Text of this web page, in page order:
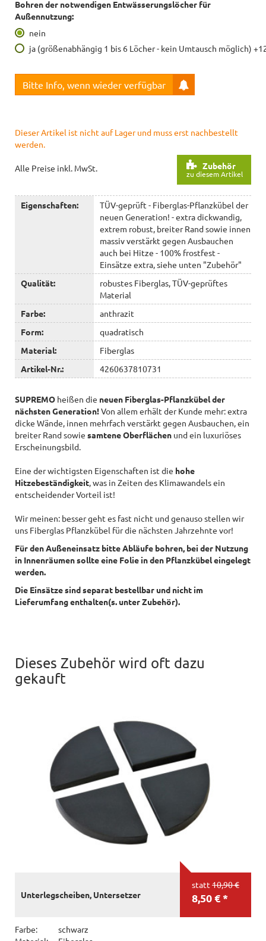
Bohren der notwendigen Entwässerungslöcher für
Außennutzung:
nein
ja (größenabhängig 1 bis 6 Löcher - kein Umtausch möglich)
Bitte Info, wenn wieder verfügbar
Dieser Artikel ist nicht auf Lager und muss erst nachbestellt
werden.
Zubehör
zu diesem Artikel
Alle Preise inkl. MwSt.
Eigenschaften:
TÜV-geprüft - Fiberglas-Pflanzkübel der
neuen Generation! - extra dickwandig,
extrem robust, breiter Rand sowie innen
massiv verstärkt gegen Ausbauchen
auch bei Hitze - 100% frostfest -
Einsätze extra, siehe unten "Zubehör"
Qualität:
robustes Fiberglas, TÜV-geprüftes
Material
Farbe:
anthrazit
Form:
quadratisch
Material:
Fiberglas
Artikel-Nr.:
4260637810731
SUPREMO heißen die neuen Fiberglas-Pflanzkübel der
nächsten Generation!Von allem erhält der Kunde mehr: extra
dicke Wände, innen mehrfach verstärkt gegen Ausbauchen, ein
breiter Rand sowie samtene Oberflächen und ein luxuriöses
Erscheinungsbild.
Eine der wichtigsten Eigenschaften ist die hohe
Hitzebeständigkeit , was in Zeiten des Klimawandels ein
entscheidender Vorteil ist!
Wir meinen: besser geht es fast nicht und genauso stellen wir
uns Fiberglas Pflanzkübel für die nächsten Jahrzehnte vor!
Für den Außeneinsatz bitte Abläufe bohren, bei der Nutzung
in Innenräumen sollte eine Folie in den Pflanzkübel eingelegt
werden.
Die Einsätze sind separat bestellbar und nicht im
Lieferumfang enthalten(s. unter Zubehör).
Dieses Zubehör wird oft dazu
gekauft
statt 10,90 €
8,50 € *
Unterlegscheiben, Untersetzer
Farbe:
schwarz